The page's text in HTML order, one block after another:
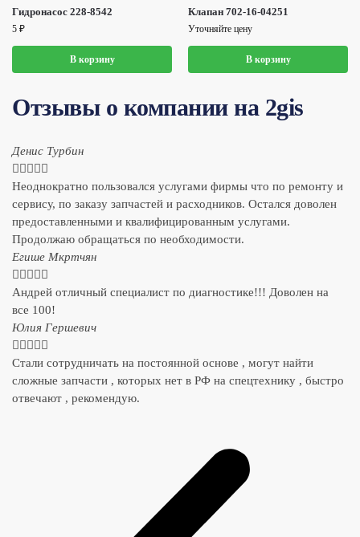
Гидронасос 228-8542
5 ₽
В корзину
Клапан 702-16-04251
Уточняйте цену
В корзину
Отзывы о компании на 2gis
Денис Турбин
    
Неоднократно пользовался услугами фирмы что по ремонту и
сервису, по заказу запчастей и расходников. Остался доволен
предоставленными и квалифицированным услугами.
Продолжаю обращаться по необходимости.
​Егише Мкртчян
    
Андрей отличный специалист по диагностике!!! Доволен на
все 100!
​Юлия Гершевич
    
Стали сотрудничать на постоянной основе , могут найти
сложные запчасти , которых нет в РФ на спецтехнику , быстро
отвечают , рекомендую.